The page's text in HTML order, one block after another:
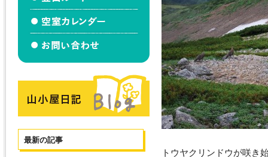
トウヤクリンドウが咲き
最新の記事